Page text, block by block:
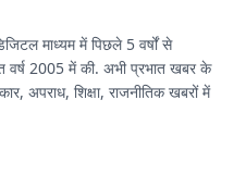
माध्यम में पिछले 5 वर्षों से
वर्ष 2005 में की. अभी प्रभात खबर के
अपराध, शिक्षा, राजनीतिक खबरों में